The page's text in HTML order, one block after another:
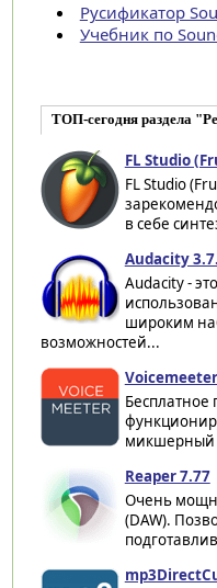
Русификатор
Учебник по
ТОП-сегодня раздела
FL Studio
FL Studio
в себе
Audacity
Audacity -
широким
возможностей...
Бесплатное
микшерный
Reaper 7.77
Очень
(DAW).